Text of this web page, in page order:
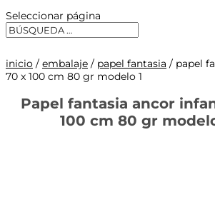
Seleccionar página
inicio / embalaje / papel fantasia / papel
70 x 100 cm 80 gr modelo 1
Papel fantasia ancor
100 cm 80 gr